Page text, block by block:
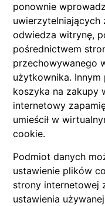
ponownie
uwierzytelniających
odwiedza witrynę,
pośrednictwem
przechowywanego
użytkownika. Innym
koszyka na zakupy
internetowy
umieścił w
cookie.
Podmiot danych
ustawienie plików
strony internetowej
ustawienia